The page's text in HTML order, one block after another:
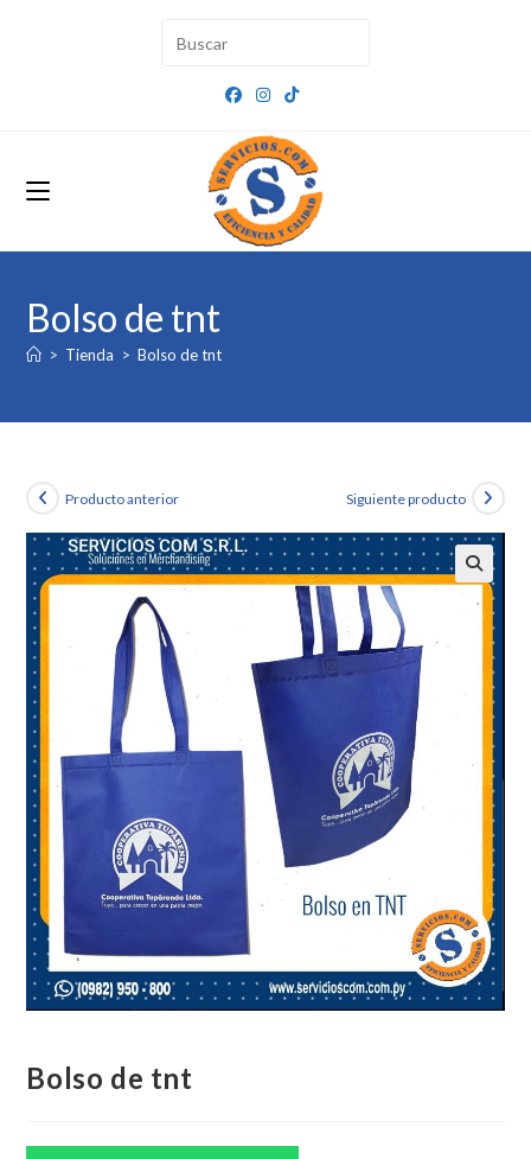
Bolso de tnt
> Tienda > Bolso de tnt
Producto anterior Siguiente producto
Bolso de tnt